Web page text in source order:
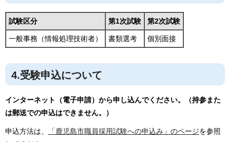
試験区分 第1次試験 第2次試験
一般事務（情報処理技術者） 書類選考 個別面接
4.受験申込について
インターネット（電子申請）から申し込んでください。（持参また
は郵送での申込はできません。）
申込方法は、 「鹿児島市職員採用試験への申込み」のページを参照